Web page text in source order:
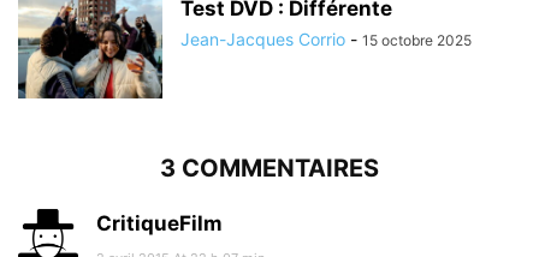
Test DVD : Différente
Jean-Jacques Corrio - 15 octobre 2025
3 COMMENTAIRES
CritiqueFilm